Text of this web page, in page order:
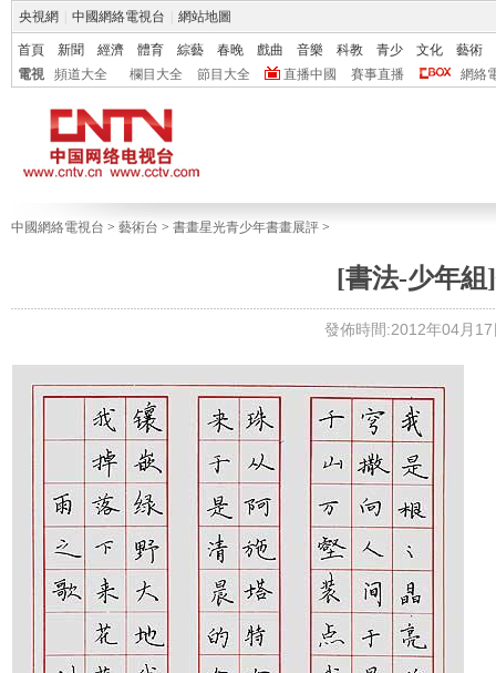
央視網 中國網絡電視台 網站地圖
首頁 新聞 經濟 體育 綜藝 春晚 戲曲 音樂 科教 青少 文化
藝術
電視
頻道大全 欄目大全 節目大全 直播中國 賽事直播 網絡
中國網絡電視台 > 藝術台 > 書畫星光青少年書畫展評 >
[書法-少年組
發佈時間:2012年04月